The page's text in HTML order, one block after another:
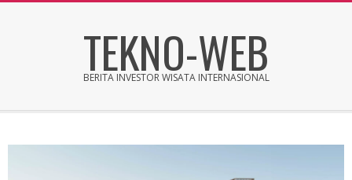
TEKNO-WEB
BERITA INVESTOR WISATA INTERNASIONAL